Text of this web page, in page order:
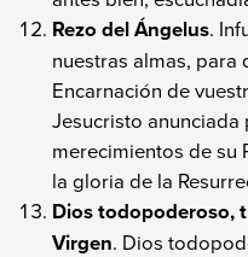
Rezo del Ángelus.
nuestras almas, para
Encarnación de
Jesucristo
merecimientos de su
la gloria de la
Dios todopoderoso,
Virgen. Dios